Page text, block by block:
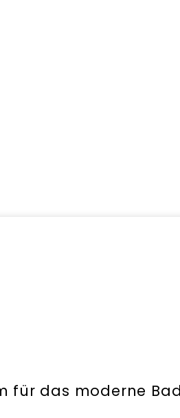
für das moderne Bad